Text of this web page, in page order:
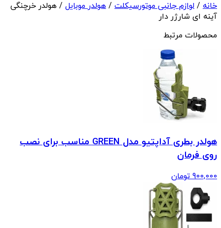
خانه / لوازم جانبی موتورسیکلت / هولدر موبایل / هولدر خرچنگی
آینه ای شارژر دار
محصولات مرتبط
هولدر بطری آداپتیو مدل GREEN مناسب برای نصب
روی فرمان
900,000 تومان